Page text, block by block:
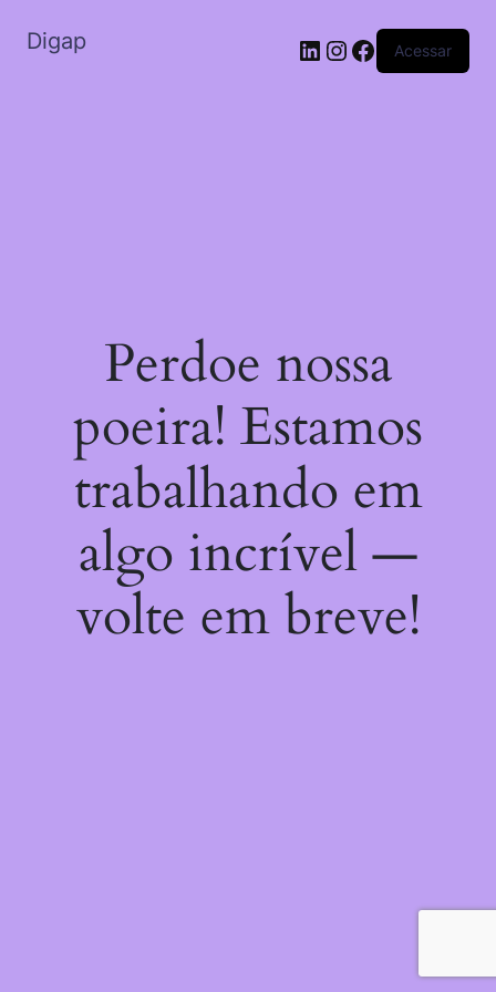
Digap Acessar
Perdoe nossa
poeira! Estamos
trabalhando em
algo incrível —
volte em breve!